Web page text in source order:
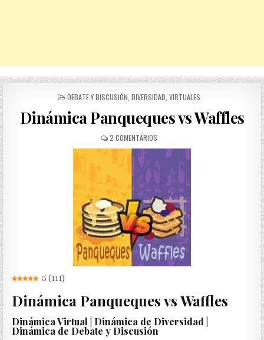
POSTED
DEBATE Y DISCUSIÓN DIVERSIDAD VIRTUALES
Dinámica Panqueques vs Waffles
2 COMENTARIOS
DINÁMICA
PANQUEQUES
VS
WAFFLES
5 (111)
Dinámica Panqueques vs Waffles
Dinámica Virtual | Dinámica de Diversidad |
Dinámica de Debate y Discusión